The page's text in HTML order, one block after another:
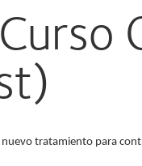
tratamiento para